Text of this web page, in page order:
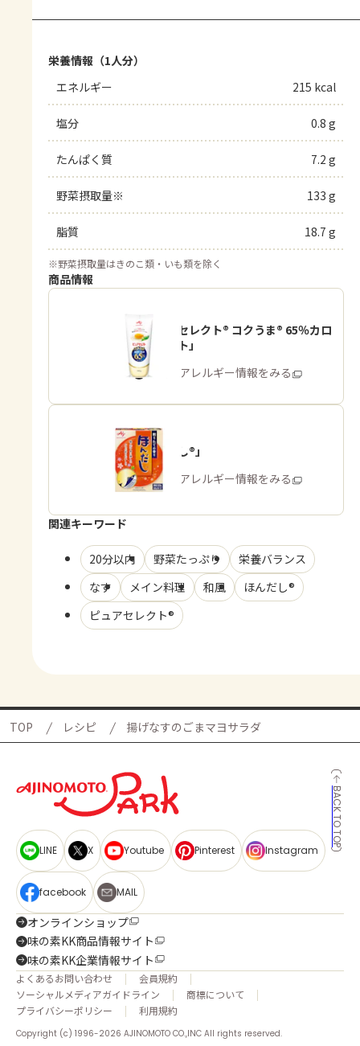
栄養情報（1人分）
エネルギー
215 kcal
塩分 0.8 g
たんぱく質 7.2 g
野菜摂取量※ 133 g
脂質 18.7 g
※野菜摂取量はきのこ類・いも類を除く
商品情報
「ピュアセレクト® コクうま® 65％カロ
リーカット」
商品・アレルギー情報をみる
「ほんだし®」
商品・アレルギー情報をみる
関連キーワード
20分以内 野菜たっぷり
栄養バランス
なす
メイン料理 和風
ほんだし®
ピュアセレクト®
TOP レシピ 揚げなすのごまマヨサラダ
BACK TO TOP
LINE X Youtube Pinterest Instagram
facebook MAIL
オンラインショップ
味の素KK商品情報サイト
味の素KK企業情報サイト
よくあるお問い合わせ
会員規約
ソーシャルメディアガイドライン
商標について
プライバシーポリシー
利用規約
Copyright (c) 1996-2026 AJINOMOTO CO.,INC All rights reserved.